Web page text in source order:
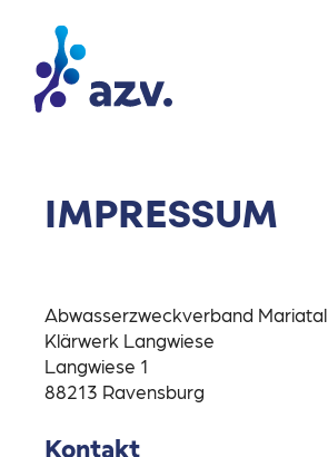
IMPRESSUM
Abwasserzweckverband Mariatal
Klärwerk Langwiese
Langwiese 1
88213 Ravensburg
Kontakt